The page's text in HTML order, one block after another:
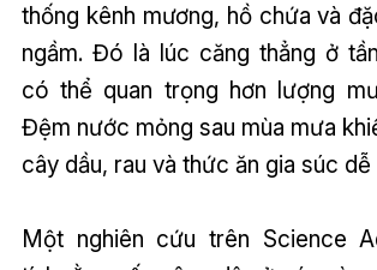
thống kênh mương, hồ chứa và
ngầm. Đó là lúc căng thẳng ở
có thể quan trọng hơn lượng
Đệm nước mỏng sau mùa mưa
cây dầu, rau và thức ăn gia súc
Một nghiên cứu trên Science